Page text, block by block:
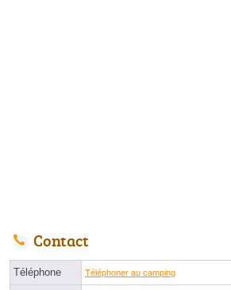
Contact
Téléphone Téléphoner au camping